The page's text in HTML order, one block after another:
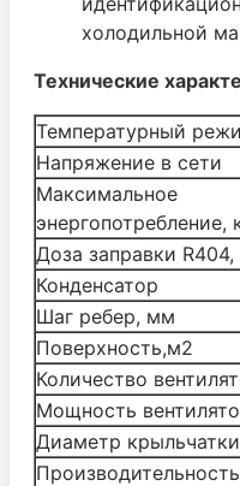
холодильной
Технические
Температурный
Напряжение в сети
Maксимальное
энергопотребление,
Доза заправки R404,
Конденсатор
Шаг ребер, мм
Поверхность,м2
Количество
Мощность
Диаметр